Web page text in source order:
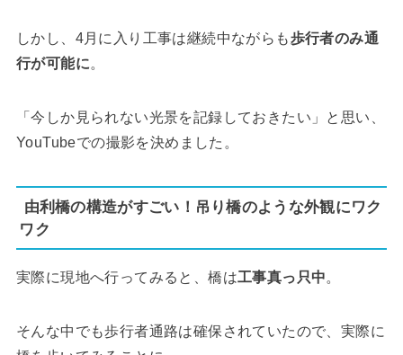
しかし、4月に入り工事は継続中ながらも歩行者のみ通
行が可能に。
「今しか見られない光景を記録しておきたい」と思い、
YouTubeでの撮影を決めました。
由利橋の構造がすごい！吊り橋のような外観にワク
ワク
実際に現地へ行ってみると、橋は工事真っ只中。
そんな中でも歩行者通路は確保されていたので、実際に